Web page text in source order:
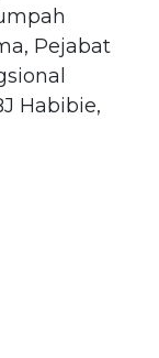
Pejabat
Habibie,